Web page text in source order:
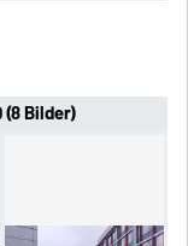
Bilder)